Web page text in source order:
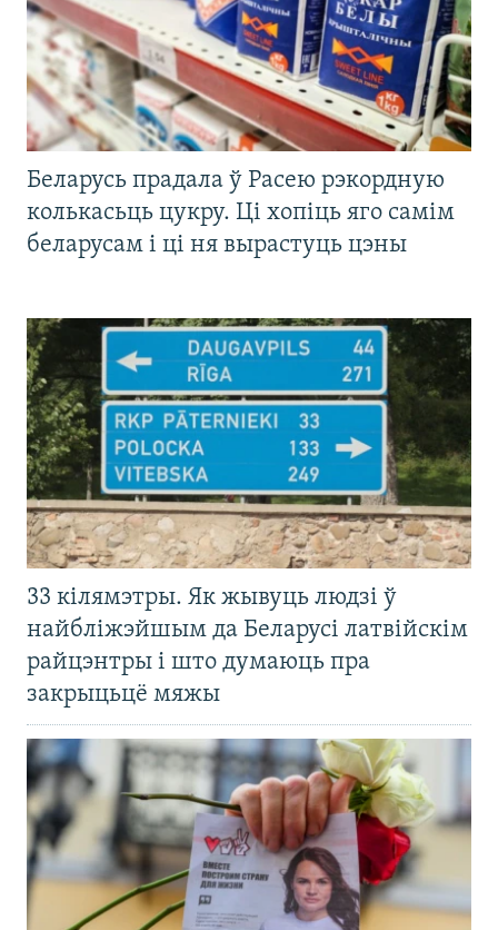
Беларусь прадала ў Расею рэкордную
колькасьць цукру. Ці хопіць яго самім
беларусам і ці ня вырастуць цэны
33 кілямэтры. Як жывуць людзі ў
найбліжэйшым да Беларусі латвійскім
райцэнтры і што думаюць пра
закрыцьцё мяжы